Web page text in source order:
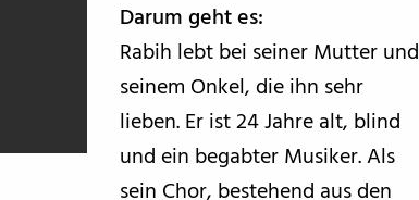
Darum geht es:
Rabih lebt bei seiner Mutter und
seinem Onkel, die ihn sehr
lieben. Er ist 24 Jahre alt, blind
und ein begabter Musiker. Als
sein Chor, bestehend aus den